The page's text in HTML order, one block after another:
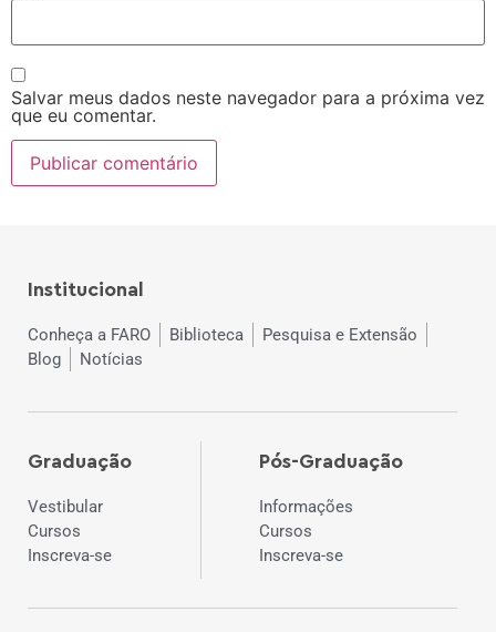
Salvar meus dados neste navegador para a próxima vez
que eu comentar.
Institucional
Conheça a FARO Biblioteca
Pesquisa e Extensão
Blog
Notícias
Graduação
Vestibular
Cursos
Inscreva-se
Pós-Graduação
Informações
Cursos
Inscreva-se